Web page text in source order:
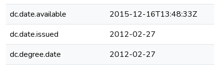
dc.date.available
2015-12-16T13:48:33Z
dc.date.issued
2012-02-27
dc.degree.date
2012-02-27